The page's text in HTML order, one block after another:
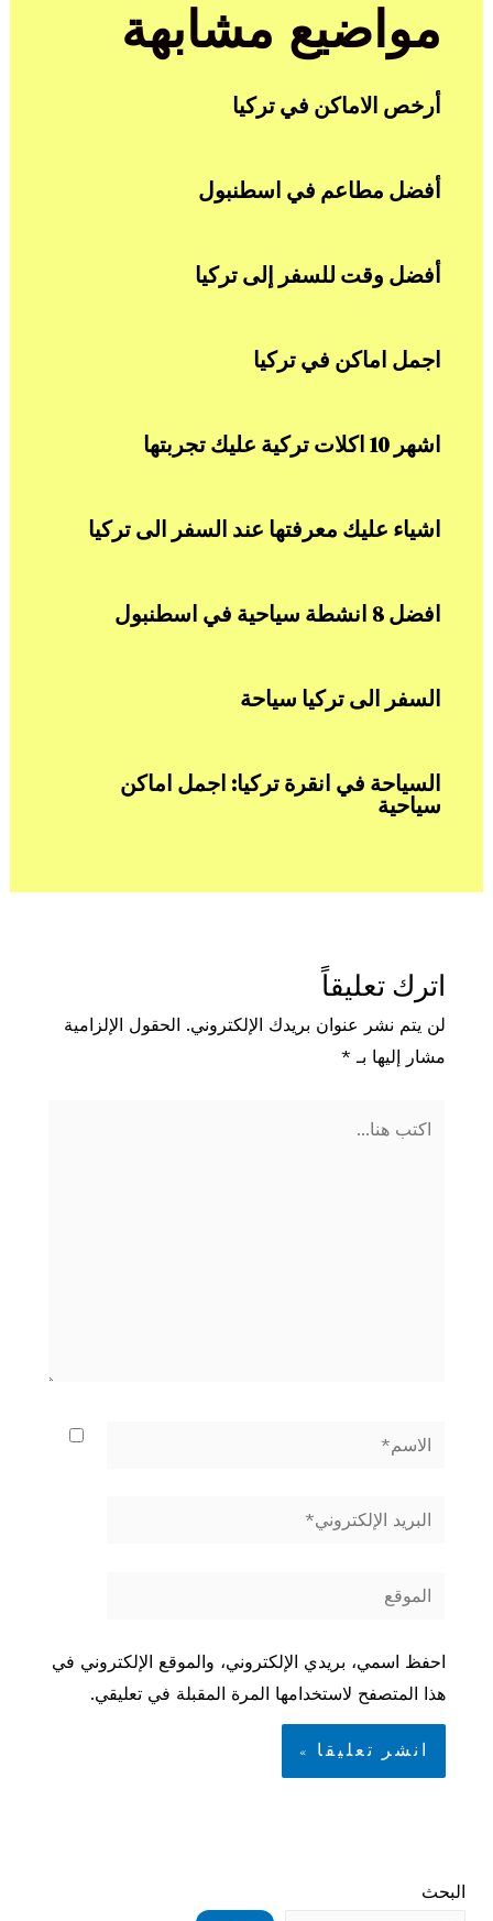
مواضيع مشابهة
أرخص الاماكن في تركيا
أفضل مطاعم في اسطنبول
أفضل وقت للسفر إلى تركيا
اجمل اماكن في تركيا
اشهر 10 اكلات تركية عليك تجربتها
اشياء عليك معرفتها عند السفر الى تركيا
افضل 8 انشطة سياحية في اسطنبول
السفر الى تركيا سياحة
السياحة في انقرة تركيا: اجمل اماكن
سياحية
اترك تعليقاً
لن يتم نشر عنوان بريدك الإلكتروني. الحقول الإلزامية
مشار إليها بـ *
الاسم*
البريد
الموقع
احفظ اسمي، بريدي الإلكتروني، والموقع الإلكتروني في
هذا المتصفح لاستخدامها المرة المقبلة في تعليقي.
البحث